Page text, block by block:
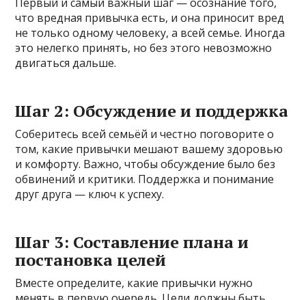
что вредная привычка есть, и она приносит вред
не только одному человеку, а всей семье. Иногда
это нелегко принять, но без этого невозможно
двигаться дальше.
Шаг 2: Обсуждение и поддержка
Соберитесь всей семьёй и честно поговорите о
том, какие привычки мешают вашему здоровью
и комфорту. Важно, чтобы обсуждение было без
обвинений и критики. Поддержка и понимание
друг друга — ключ к успеху.
Шаг 3: Составление плана и
постановка целей
Вместе определите, какие привычки нужно